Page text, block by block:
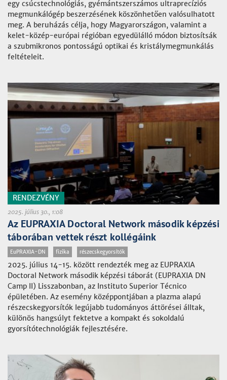
egy csúcstechnológiás, gyémántszerszámos ultraprecíziós
megmunkálógép beszerzésének köszönhetően valósulhatott
meg. A beruházás célja, hogy Magyarországon, valamint a
kelet-közép-európai régióban egyedülálló módon biztosítsák
a szubmikronos pontosságú optikai és kristálymegmunkálás
feltételeit.
RENDEZVÉNY
2025. július 30., 1:08
Az EUPRAXIA Doctoral Network második képzési
táborában vettek részt kollégáink
EuPRAXIA-DN fizika részecskegyorsítók
2025. július 14-15. között rendezték meg az EUPRAXIA
Doctoral Network második képzési táborát (EUPRAXIA DN
Camp II) Lisszabonban, az Instituto Superior Técnico
épületében. Az esemény középpontjában a plazma alapú
részecskegyorsítók legújabb tudományos áttörései álltak,
különös hangsúlyt fektetve a kompakt és sokoldalú
gyorsítótechnológiák fejlesztésére.